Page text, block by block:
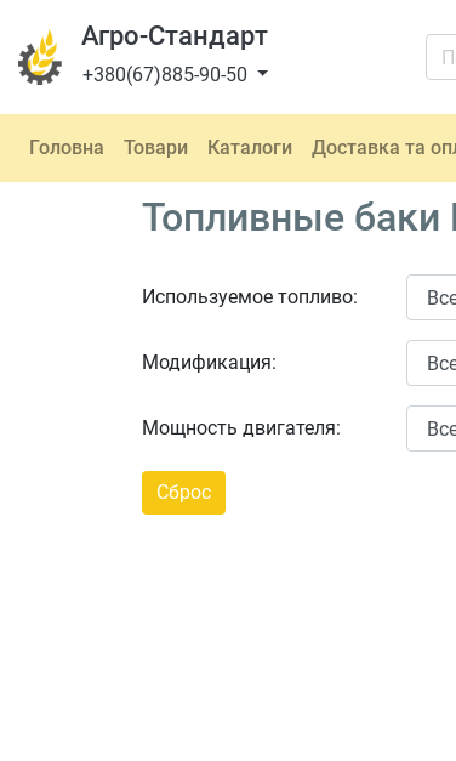
Агро-Стандарт
+380(67)885-90-50
Головна Товари Каталоги Доставка та
Топливные баки
Используемое топливо:
Модификация:
Мощность двигателя: